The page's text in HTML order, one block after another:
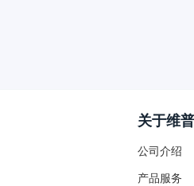
关于维普
公司介绍
产品服务